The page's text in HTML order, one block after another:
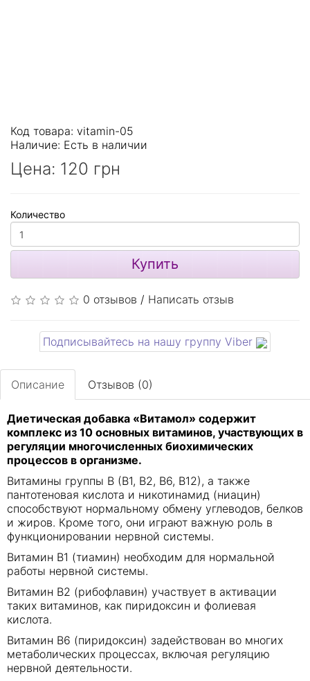
Код товара: vitamin-05
Наличие: Есть в наличии
Цена: 120 грн
Количество
Купить
0 отзывов / Написать отзыв
Подписывайтесь на нашу группу Viber
Описание Отзывов (0)
Диетическая добавка «Витамол» содержит
комплекс из 10 основных витаминов, участвующих в
регуляции многочисленных биохимических
процессов в организме.
Витамины группы В (В1, В2, В6, В12), а также
пантотеновая кислота и никотинамид (ниацин)
способствуют нормальному обмену углеводов, белков
и жиров. Кроме того, они играют важную роль в
функционировании нервной системы.
Витамин В1 (тиамин) необходим для нормальной
работы нервной системы.
Витамин В2 (рибофлавин) участвует в активации
таких витаминов, как пиридоксин и фолиевая
кислота.
Витамин В6 (пиридоксин) задействован во многих
метаболических процессах, включая регуляцию
нервной деятельности.